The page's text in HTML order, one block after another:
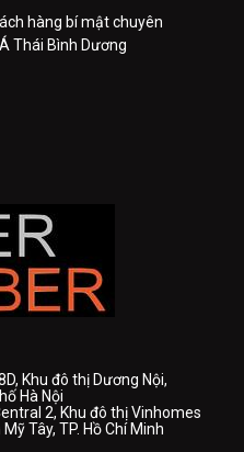
hàng bí mật chuyên
Thái Bình Dương
Khu đô thị Dương Nội,
Hà Nội
2, Khu đô thị Vinhomes
Tây, TP. Hồ Chí Minh